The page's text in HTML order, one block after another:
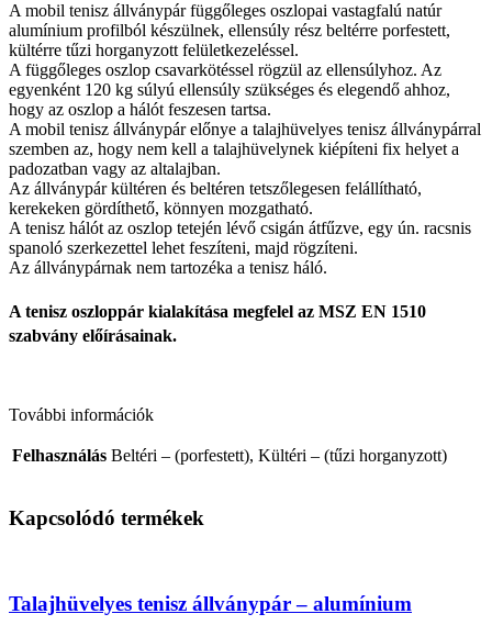
A mobil tenisz állványpár függőleges oszlopai vastagfalú natúr
alumínium profilból készülnek, ellensúly rész beltérre porfestett,
kültérre tűzi horganyzott felületkezeléssel.
A függőleges oszlop csavarkötéssel rögzül az ellensúlyhoz. Az
egyenként 120 kg súlyú ellensúly szükséges és elegendő ahhoz,
hogy az oszlop a hálót feszesen tartsa.
A mobil tenisz állványpár előnye a talajhüvelyes tenisz állványpárral
szemben az, hogy nem kell a talajhüvelynek kiépíteni fix helyet a
padozatban vagy az altalajban.
Az állványpár kültéren és beltéren tetszőlegesen felállítható,
kerekeken gördíthető, könnyen mozgatható.
A tenisz hálót az oszlop tetején lévő csigán átfűzve, egy ún. racsnis
spanoló szerkezettel lehet feszíteni, majd rögzíteni.
Az állványpárnak nem tartozéka a tenisz háló.
A tenisz oszloppár kialakítása megfelel az MSZ EN 1510
szabvány előírásainak.
További információk
Felhasználás Beltéri – (porfestett), Kültéri – (tűzi horganyzott)
Kapcsolódó termékek
Talajhüvelyes tenisz állványpár – alumínium